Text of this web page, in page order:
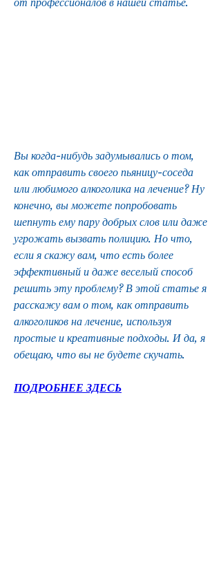
Вы когда-нибудь задумывались о том,
как отправить своего пьяницу-соседа
или любимого алкоголика на лечение? Ну
конечно, вы можете попробовать
шепнуть ему пару добрых слов или даже
угрожать вызвать полицию. Но что,
если я скажу вам, что есть более
эффективный и даже веселый способ
решить эту проблему? В этой статье я
расскажу вам о том, как отправить
алкоголиков на лечение, используя
простые и креативные подходы. И да, я
обещаю, что вы не будете скучать.
ПОДРОБНЕЕ ЗДЕСЬ